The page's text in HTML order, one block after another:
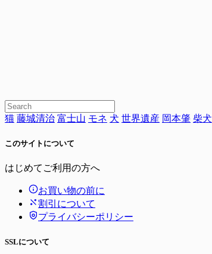
猫 藤城清治 富士山 モネ 犬 世界遺産 岡本肇 柴犬
このサイトについて
はじめてご利用の方へ
お買い物の前に
割引について
プライバシーポリシー
SSLについて